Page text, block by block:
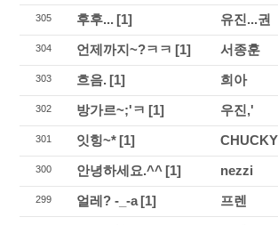
305 후후... [1] 유진...권
304 언제까지~?ㅋㅋ [1] 서종훈
303 흐음. [1] 희아
302 방가르~;'ㅋ [1] 우진,'
301 잇힝~* [1] CHUCKY
300 안녕하세요.^^ [1] nezzi
299 얼레? -_-a[1] 프렌